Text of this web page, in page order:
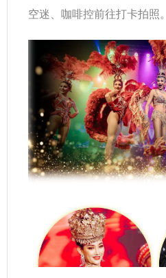
空迷、咖啡控前往打卡拍照。